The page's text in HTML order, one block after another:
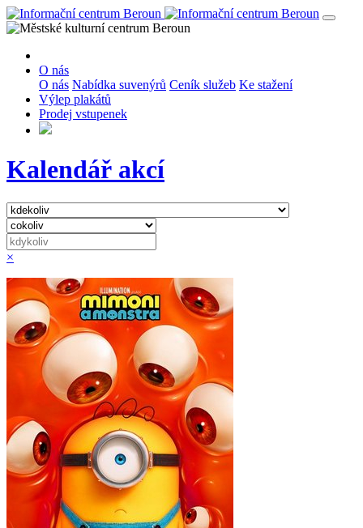
O nás
O nás Nabídka suvenýrů Ceník služeb Ke stažení
Výlep plakátů
Prodej vstupenek
Kalendář akcí
×